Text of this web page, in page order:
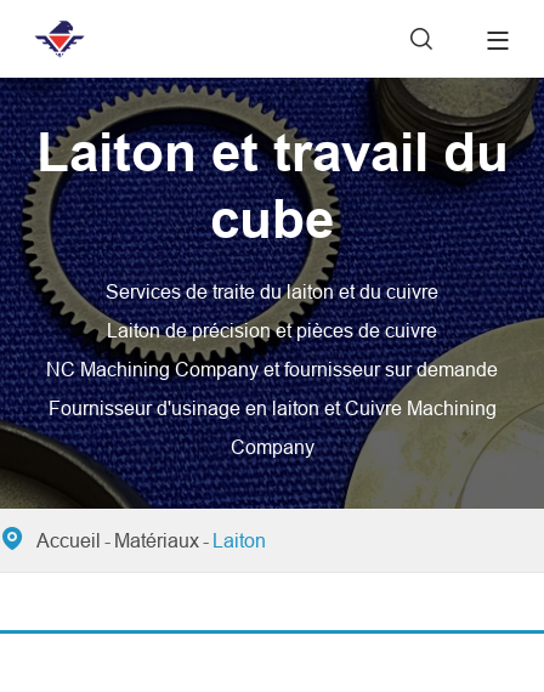

Laiton et travail du
cube
Services de traite du laiton et du cuivre
Laiton de précision et pièces de cuivre
NC Machining Company et fournisseur sur demande
Fournisseur d'usinage en laiton et Cuivre Machining
Company
 Accueil Matériaux Laiton